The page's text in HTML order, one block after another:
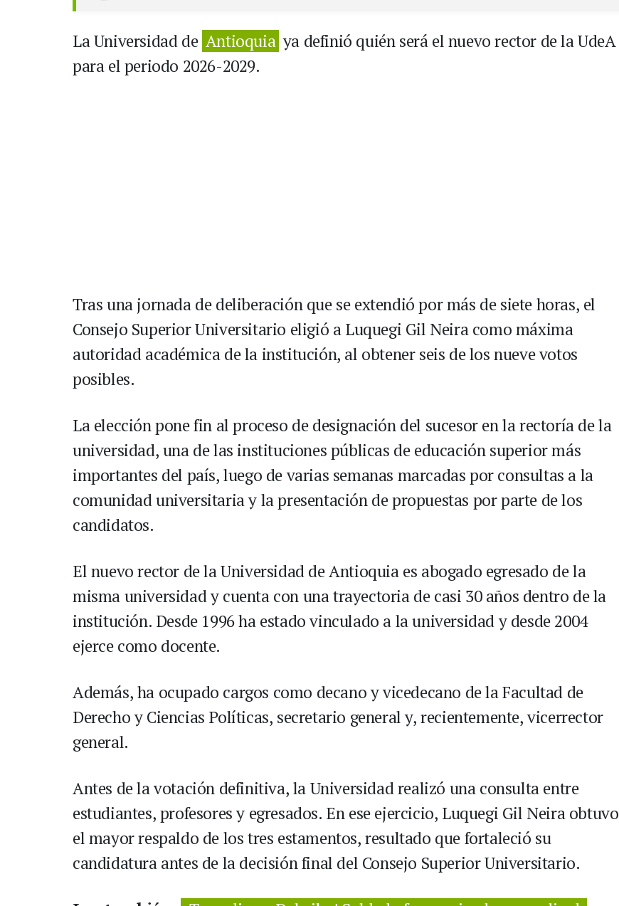
La Universidad de Antioquia ya definió quién será el nuevo rector de la UdeA
para el periodo 2026-2029.
Tras una jornada de deliberación que se extendió por más de siete horas, el
Consejo Superior Universitario eligió a Luquegi Gil Neira como máxima
autoridad académica de la institución, al obtener seis de los nueve votos
posibles.
La elección pone fin al proceso de designación del sucesor en la rectoría de la
universidad, una de las instituciones públicas de educación superior más
importantes del país, luego de varias semanas marcadas por consultas a la
comunidad universitaria y la presentación de propuestas por parte de los
candidatos.
El nuevo rector de la Universidad de Antioquia es abogado egresado de la
misma universidad y cuenta con una trayectoria de casi 30 años dentro de la
institución. Desde 1996 ha estado vinculado a la universidad y desde 2004
ejerce como docente.
Además, ha ocupado cargos como decano y vicedecano de la Facultad de
Derecho y Ciencias Políticas, secretario general y, recientemente, vicerrector
general.
Antes de la votación definitiva, la Universidad realizó una consulta entre
estudiantes, profesores y egresados. En ese ejercicio, Luquegi Gil Neira obtuvo
el mayor respaldo de los tres estamentos, resultado que fortaleció su
candidatura antes de la decisión final del Consejo Superior Universitario.